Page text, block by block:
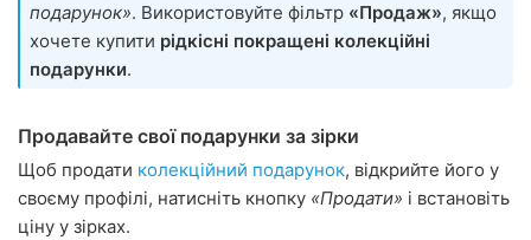
подарунок». Використовуйте фільтр «Продаж», якщо
хочете купити рідкісні покращені колекційні
подарунки.
Продавайте свої подарунки за зірки
Щоб продати колекційний подарунок, відкрийте його у
своєму профілі, натисніть кнопку «Продати» і встановіть
ціну у зірках.